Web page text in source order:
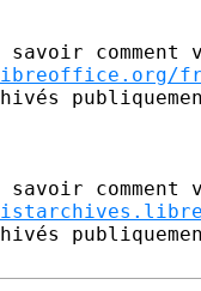
comment
comment